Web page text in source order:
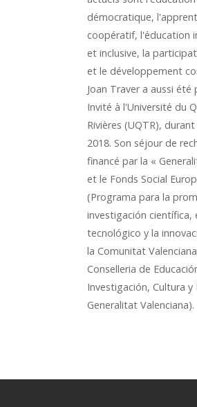
démocratique,
coopératif, l'éducation
et inclusive, la
et le développement
Joan Traver a aussi été
Invité à l'Université du
Rivières (UQTR),
2018. Son séjour de
financé par la «
et le Fonds Social
(Programa para la
investigación científica,
tecnológico y la
la Comunitat
Conselleria de
Investigación, Cultura y
Generalitat Valenciana).